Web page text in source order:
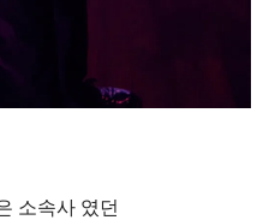
소속사 였던